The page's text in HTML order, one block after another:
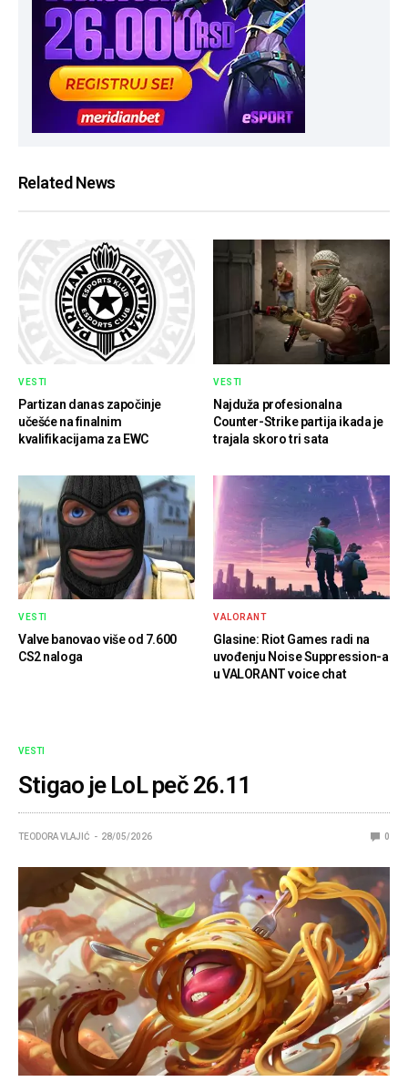
Related News
VESTI
Partizan danas započinje
učešće na finalnim
kvalifikacijama za EWC
VESTI
Najduža profesionalna
Counter-Strike partija ikada je
trajala skoro tri sata
VESTI
Valve banovao više od 7.600
CS2 naloga
VALORANT
Glasine: Riot Games radi na
uvođenju Noise Suppression-a
u VALORANT voice chat
VESTI
Stigao je LoL peč 26.11
TEODORA VLAJIĆ 28/05/2026 0